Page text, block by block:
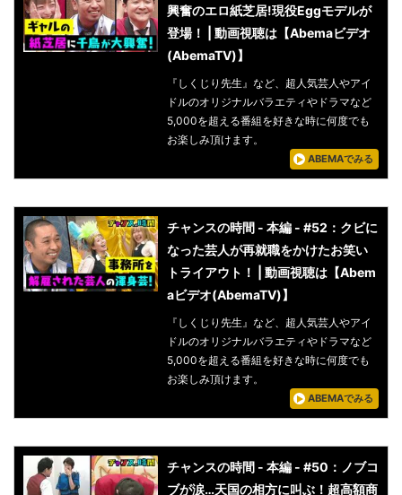
興奮のエロ紙芝居!現役Eggモデルが
登場！ | 動画視聴は【Abemaビデオ
(AbemaTV)】
『しくじり先生』など、超人気芸人やアイ
ドルのオリジナルバラエティやドラマなど
5,000を超える番組を好きな時に何度でも
お楽しみ頂けます。
ABEMAでみる
チャンスの時間 - 本編 - #52：クビに
なった芸人が再就職をかけたお笑い
トライアウト！ | 動画視聴は【Abem
aビデオ(AbemaTV)】
『しくじり先生』など、超人気芸人やアイ
ドルのオリジナルバラエティやドラマなど
5,000を超える番組を好きな時に何度でも
お楽しみ頂けます。
ABEMAでみる
チャンスの時間 - 本編 - #50：ノブコ
ブが涙…天国の相方に叫ぶ！超高額商